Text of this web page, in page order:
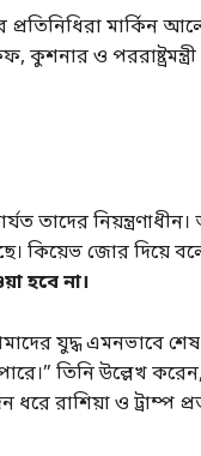
মার্কিন
ও
তাদের
কিয়েভ জোর দিয়ে
হবে না।
যুদ্ধ এমনভাবে
তিনি উল্লেখ করেন,
ধরে রাশিয়া ও ট্রাম্প